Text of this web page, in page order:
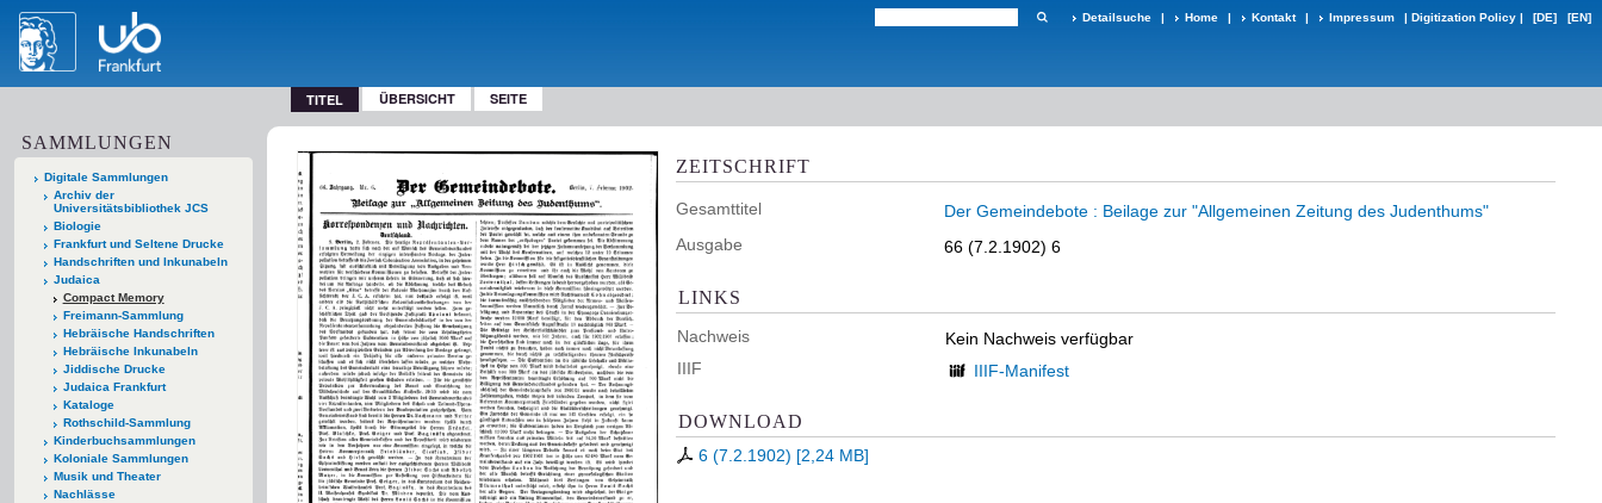
Detailsuche | Home | Kontakt | Impressum | Digitization Policy | [DE] [EN]
TITEL ÜBERSICHT SEITE
SAMMLUNGEN
Digitale Sammlungen
Archiv der
Universitätsbibliothek JCS
Biologie
Frankfurt und Seltene Drucke
Handschriften und Inkunabeln
Judaica
Compact Memory
Freimann-Sammlung
Hebräische Handschriften
Hebräische Inkunabeln
Jiddische Drucke
Judaica Frankfurt
Kataloge
Rothschild-Sammlung
Kinderbuchsammlungen
Koloniale Sammlungen
Musik und Theater
Nachlässe
ZEITSCHRIFT
Gesamttitel
Der Gemeindebote : Beilage zur "Allgemeinen Zeitung des Judenthums"
Ausgabe
66 (7.2.1902) 6
LINKS
Nachweis
Kein Nachweis verfügbar
IIIF
IIIF-Manifest
DOWNLOAD
6 (7.2.1902) [2,24 MB]